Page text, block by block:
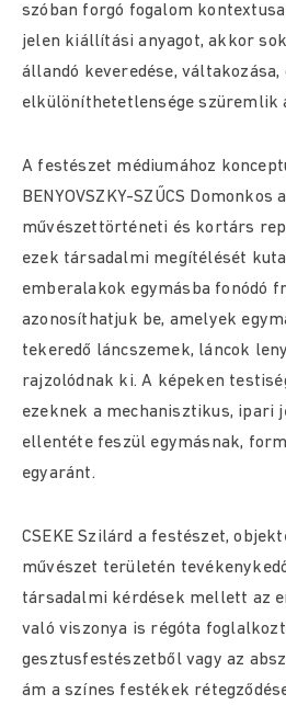
szóban forgó fogalom
jelen kiállítási anyagot, akkor
állandó keveredése, váltakozása,
elkülöníthetetlensége szüremlik
A festészet médiumához
BENYOVSZKY-SZŰCS
művészettörténeti és kortárs
ezek társadalmi megítélését
emberalakok egymásba fonódó
azonosíthatjuk be, amelyek
tekeredő láncszemek, láncok
rajzolódnak ki. A képeken
ezeknek a mechanisztikus, ipari
ellentéte feszül egymásnak,
egyaránt.
CSEKE Szilárd a festészet,
művészet területén
társadalmi kérdések mellett az
való viszonya is régóta
gesztusfestészetből vagy az
ám a színes festékek